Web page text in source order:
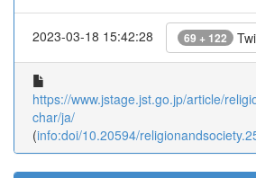
2023-03-18 15:42:28 69 + 122
https://www.jstage.jst.go.jp/article/
char/ja/
(info:doi/10.20594/